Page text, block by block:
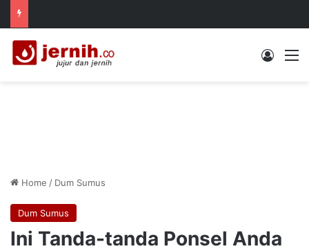
Log In
Home / Dum Sumus
Dum Sumus
Ini Tanda-tanda Ponsel Anda